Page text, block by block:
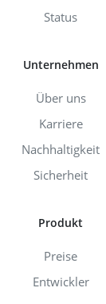
Status
Unternehmen
Über uns
Karriere
Nachhaltigkeit
Sicherheit
Produkt
Preise
Entwickler